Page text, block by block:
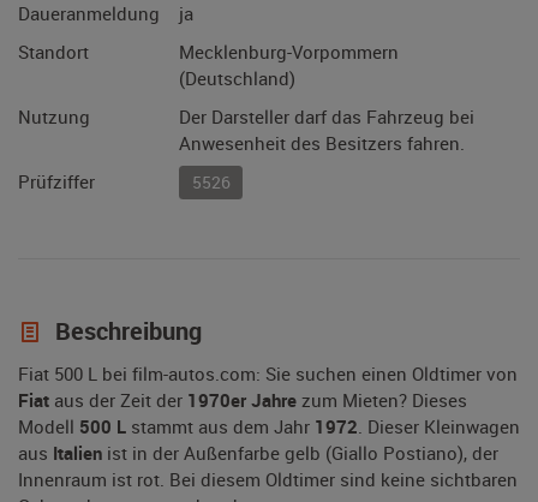
Daueranmeldung
ja
Standort
Mecklenburg-Vorpommern
(Deutschland)
Nutzung
Der Darsteller darf das Fahrzeug bei
Anwesenheit des Besitzers fahren.
Prüfziffer
5526
Beschreibung
Fiat 500 L bei film-autos.com: Sie suchen einen Oldtimer von
Fiat aus der Zeit der 1970er Jahre zum Mieten? Dieses
Modell 500 L stammt aus dem Jahr 1972. Dieser Kleinwagen
aus Italien ist in der Außenfarbe gelb (Giallo Postiano), der
Innenraum ist rot. Bei diesem Oldtimer sind keine sichtbaren